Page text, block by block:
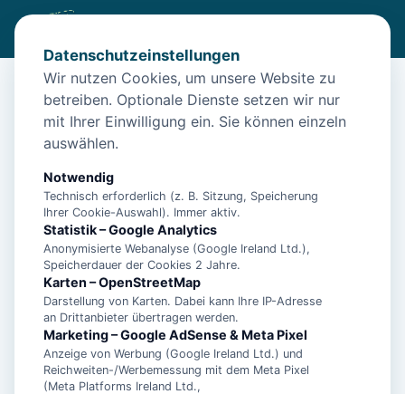
Diese Unterkunft ist aktuell nicht
buchbar
Unterkünfte in der Nähe
Barrierefreie **** Ferienwohnung im
Grünen
Dream&Stay - City Apartment Papenburg
Datenschutzeinstellungen
Wir nutzen Cookies, um unsere Website zu
betreiben. Optionale Dienste setzen wir nur
mit Ihrer Einwilligung ein. Sie können einzeln
auswählen.
Notwendig
Technisch erforderlich (z. B. Sitzung, Speicherung
Ihrer Cookie-Auswahl). Immer aktiv.
Statistik – Google Analytics
Anonymisierte Webanalyse (Google Ireland Ltd.),
Speicherdauer der Cookies 2 Jahre.
Karten – OpenStreetMap
Darstellung von Karten. Dabei kann Ihre IP-Adresse
an Drittanbieter übertragen werden.
Marketing – Google AdSense & Meta Pixel
Anzeige von Werbung (Google Ireland Ltd.) und
Reichweiten-/Werbemessung mit dem Meta Pixel
(Meta Platforms Ireland Ltd.,